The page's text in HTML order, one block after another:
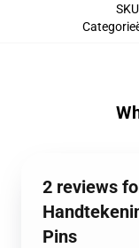
SKU
2 reviews
Pins